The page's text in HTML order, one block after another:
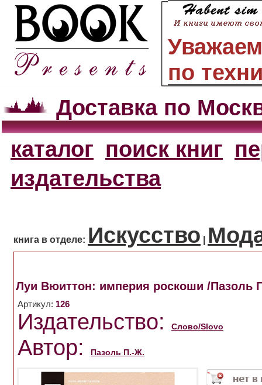
по
Доставка по
каталог поиск книг
издательства
книга в отделе: Искусство
Луи Вюиттон: империя роскоши /Пазоль
Артикул: 126
Издательство: Слово/Slovo
Автор: Пазоль П.-Ж.